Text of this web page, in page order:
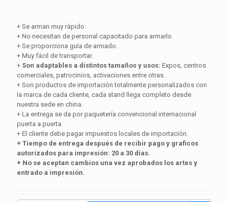
+ Se arman muy rápido.
+ No necesitan de personal capacitado para armarlo.
+ Se proporciona guía de armado.
+ Muy fácil de transportar.
+ Son adaptables a distintos tamaños y usos: Expos, centros
comerciales, patrocinios, activaciones entre otras.
+ Son productos de importación totalmente personalizados con
la marca de cada cliente, cada stand llega completo desde
nuestra sede en china.
+ La entrega se da por paquetería convencional internacional
puerta a puerta.
+ El cliente debe pagar impuestos locales de importación.
+ Tiempo de entrega después de recibir pago y graficos
autorizados para impresión: 20 a 30 días.
+ No se aceptan cambios una vez aprobados los artes y
entrado a impresión.